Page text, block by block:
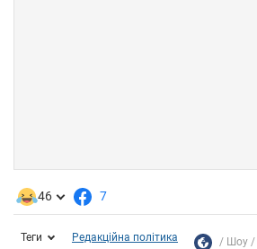
46 7
Теги Редакційна політика Шоу